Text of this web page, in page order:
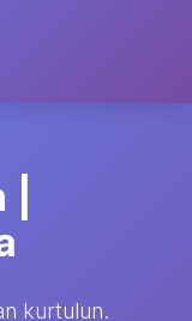
kurtulun.